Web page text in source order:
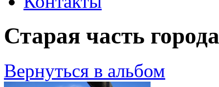
Старая часть
Вернуться в альбом